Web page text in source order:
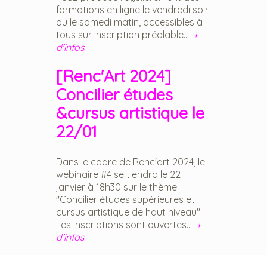
formations en ligne le vendredi soir
ou le samedi matin, accessibles à
tous sur inscription préalable.... +
d'infos
[Renc'Art 2024]
Concilier études
&cursus artistique le
22/01
Dans le cadre de Renc'art 2024, le
webinaire #4 se tiendra le 22
janvier à 18h30 sur le thème
"Concilier études supérieures et
cursus artistique de haut niveau".
Les inscriptions sont ouvertes.... +
d'infos